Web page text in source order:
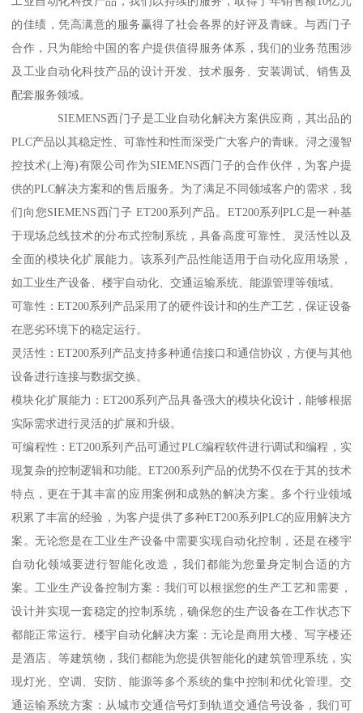
的佳绩，凭高满意的服务赢得了社会各界的好评及青睐。与西门子
合作，只为能给中国的客户提供值得服务体系，我们的业务范围涉
及工业自动化科技产品的设计开发、技术服务、安装调试、销售及
配套服务领域。
SIEMENS西门子是工业自动化解决方案供应商，其出品的
PLC产品以其稳定性、可靠性和性而深受广大客户的青睐。浔之漫智
控技术(上海)有限公司作为SIEMENS西门子的合作伙伴，为客户提
供的PLC解决方案和的售后服务。为了满足不同领域客户的需求，我
们向您SIEMENS西门子 ET200系列产品。ET200系列PLC是一种基
于现场总线技术的分布式控制系统，具备高度可靠性、灵活性以及
全面的模块化扩展能力。该系列产品性能适用于自动化应用场景，
如工业生产设备、楼宇自动化、交通运输系统、能源管理等领域。
可靠性：ET200系列产品采用了的硬件设计和的生产工艺，保证设备
在恶劣环境下的稳定运行。
灵活性：ET200系列产品支持多种通信接口和通信协议，方便与其他
设备进行连接与数据交换。
模块化扩展能力：ET200系列产品具备强大的模块化设计，能够根据
实际需求进行灵活的扩展和升级。
可编程性：ET200系列产品可通过PLC编程软件进行调试和编程，实
现复杂的控制逻辑和功能。ET200系列产品的优势不仅在于其的技术
特点，更在于其丰富的应用案例和成熟的解决方案。多个行业领域
积累了丰富的经验，为客户提供了多种ET200系列PLC的应用解决方
案。无论您是在工业生产设备中需要实现自动化控制，还是在楼宇
自动化领域要进行智能化改造，我们都能为您量身定制合适的方
案。工业生产设备控制方案：我们可以根据您的生产工艺和需要，
设计并实现一套稳定的控制系统，确保您的生产设备在工作状态下
都能正常运行。楼宇自动化解决方案：无论是商用大楼、写字楼还
是酒店、等建筑物，我们都能为您提供智能化的建筑管理系统，实
现灯光、空调、安防、能源等多个系统的集中控制和优化管理。交
通运输系统方案：从城市交通信号灯到轨道交通信号设备，我们可